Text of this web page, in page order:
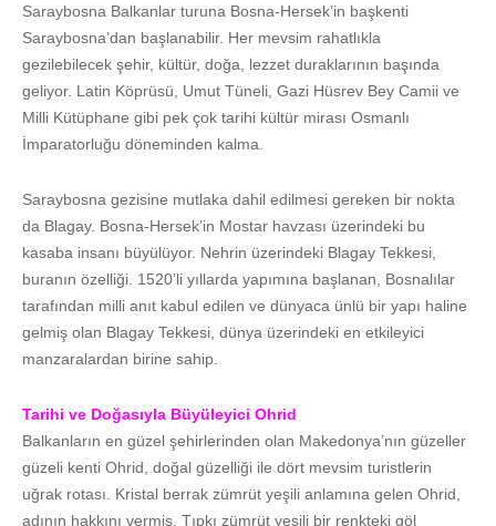
Saraybosna Balkanlar turuna Bosna-Hersek’in başkenti
Saraybosna’dan başlanabilir. Her mevsim rahatlıkla
gezilebilecek şehir, kültür, doğa, lezzet duraklarının başında
geliyor. Latin Köprüsü, Umut Tüneli, Gazi Hüsrev Bey Camii ve
Milli Kütüphane gibi pek çok tarihi kültür mirası Osmanlı
İmparatorluğu döneminden kalma.
Saraybosna gezisine mutlaka dahil edilmesi gereken bir nokta
da Blagay. Bosna-Hersek’in Mostar havzası üzerindeki bu
kasaba insanı büyülüyor. Nehrin üzerindeki Blagay Tekkesi,
buranın özelliği. 1520’li yıllarda yapımına başlanan, Bosnalılar
tarafından milli anıt kabul edilen ve dünyaca ünlü bir yapı haline
gelmiş olan Blagay Tekkesi, dünya üzerindeki en etkileyici
manzaralardan birine sahip.
Tarihi ve Doğasıyla Büyüleyici Ohrid
Balkanların en güzel şehirlerinden olan Makedonya’nın güzeller
güzeli kenti Ohrid, doğal güzelliği ile dört mevsim turistlerin
uğrak rotası. Kristal berrak zümrüt yeşili anlamına gelen Ohrid,
adının hakkını vermiş. Tıpkı zümrüt yeşili bir renkteki göl